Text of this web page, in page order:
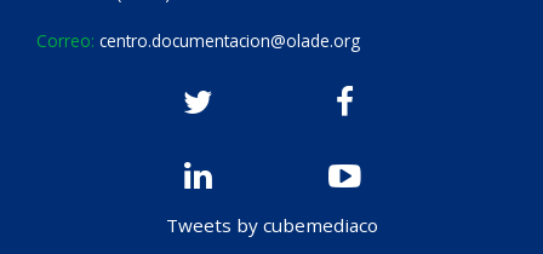
Correo: centro.documentacion@olade.org
Tweets by cubemediaco